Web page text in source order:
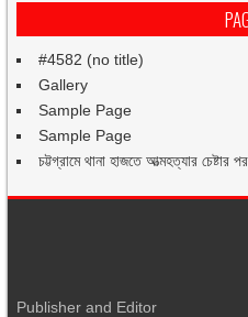
#4582 (no title)
Gallery
Sample Page
Sample Page
চট্টগ্রামে থানা হাজতে আত্মহত্যার চেষ্টার
Publisher and Editor